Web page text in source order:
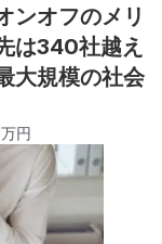
ンオフのメリ
は340社越え
大規模の社会
円